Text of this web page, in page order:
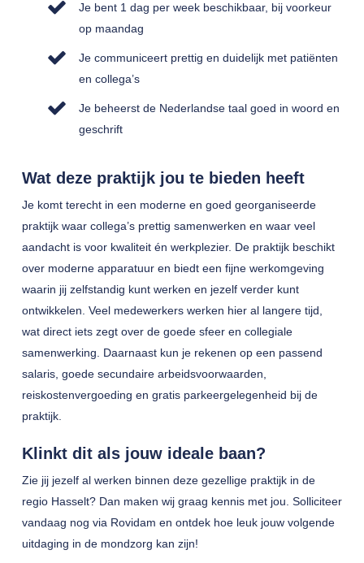
Je bent 1 dag per week beschikbaar, bij voorkeur
op maandag
Je communiceert prettig en duidelijk met patiënten
en collega’s
Je beheerst de Nederlandse taal goed in woord en
geschrift
Wat deze praktijk jou te bieden heeft
Je komt terecht in een moderne en goed georganiseerde
praktijk waar collega’s prettig samenwerken en waar veel
aandacht is voor kwaliteit én werkplezier. De praktijk beschikt
over moderne apparatuur en biedt een fijne werkomgeving
waarin jij zelfstandig kunt werken en jezelf verder kunt
ontwikkelen. Veel medewerkers werken hier al langere tijd,
wat direct iets zegt over de goede sfeer en collegiale
samenwerking. Daarnaast kun je rekenen op een passend
salaris, goede secundaire arbeidsvoorwaarden,
reiskostenvergoeding en gratis parkeergelegenheid bij de
praktijk.
Klinkt dit als jouw ideale baan?
Zie jij jezelf al werken binnen deze gezellige praktijk in de
regio Hasselt? Dan maken wij graag kennis met jou. Solliciteer
vandaag nog via Rovidam en ontdek hoe leuk jouw volgende
uitdaging in de mondzorg kan zijn!